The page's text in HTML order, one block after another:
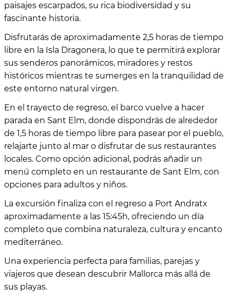
paisajes escarpados, su rica biodiversidad y su
fascinante historia.
Disfrutarás de aproximadamente 2,5 horas de tiempo
libre en la Isla Dragonera, lo que te permitirá explorar
sus senderos panorámicos, miradores y restos
históricos mientras te sumerges en la tranquilidad de
este entorno natural virgen.
En el trayecto de regreso, el barco vuelve a hacer
parada en Sant Elm, donde dispondrás de alrededor
de 1,5 horas de tiempo libre para pasear por el pueblo,
relajarte junto al mar o disfrutar de sus restaurantes
locales. Como opción adicional, podrás añadir un
menú completo en un restaurante de Sant Elm, con
opciones para adultos y niños.
La excursión finaliza con el regreso a Port Andratx
aproximadamente a las 15:45h, ofreciendo un día
completo que combina naturaleza, cultura y encanto
mediterráneo.
Una experiencia perfecta para familias, parejas y
viajeros que desean descubrir Mallorca más allá de
sus playas.